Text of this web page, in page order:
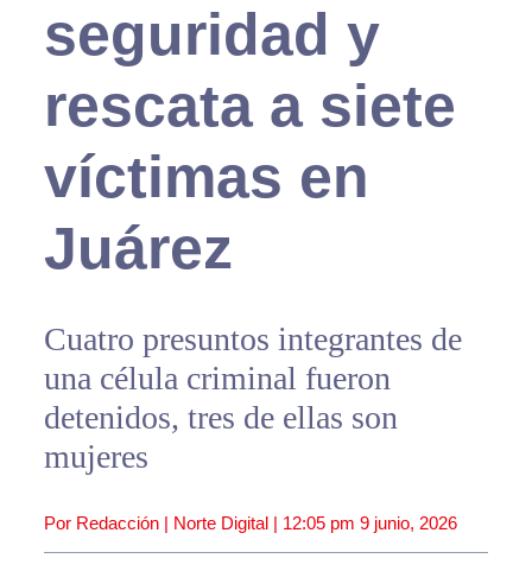
seguridad y
rescata a siete
víctimas en
Juárez
Cuatro presuntos integrantes de
una célula criminal fueron
detenidos, tres de ellas son
mujeres
Por Redacción | Norte Digital | 12:05 pm 9 junio, 2026